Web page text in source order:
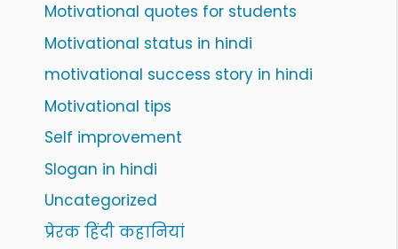
Motivational quotes for students
Motivational status in hindi
motivational success story in hindi
Motivational tips
Self improvement
Slogan in hindi
Uncategorized
प्रेरक हिंदी कहानियां